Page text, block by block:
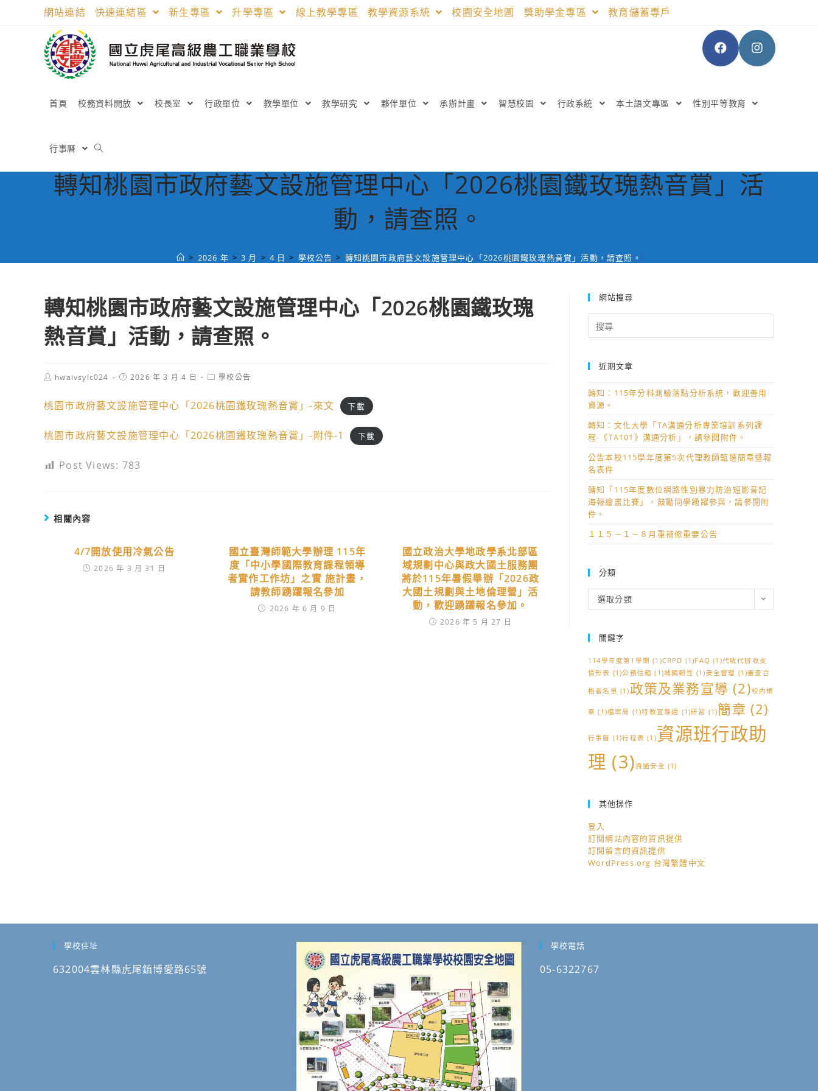
網站連結 快速連結區 新生專區 升學專區 線上教學專區 教學資源系統 校園安全地圖 獎助學金專區 教育儲蓄專戶
首頁 校務資料開放 校長室 行政單位 教學單位 教學研究 夥伴單位 承辦計畫 智慧校園 行政系統 本土語文專區 性別平等教育
行事曆
轉知桃園市政府藝文設施管理中心「2026桃園鐵玫瑰熱音賞」活
動，請查照。
> 2026 年 > 3 月 > 4 日 > 學校公告 > 轉知桃園市政府藝文設施管理中心「2026桃園鐵玫瑰熱音賞」活動，請查照。
轉知桃園市政府藝文設施管理中心「2026桃園鐵玫瑰
熱音賞」活動，請查照。
Posthwaivsylc024
Post2026 年 3 月 4 日
Post學校公告
桃園市政府藝文設施管理中心「2026桃園鐵玫瑰熱音賞」-來文 下載
桃園市政府藝文設施管理中心「2026桃園鐵玫瑰熱音賞」-附件-1 下載
Post Views: 783
相關內容
4/7開放使用冷氣公告
2026 年 3 月 31 日
國立臺灣師範大學辦理 115年
度「中小學國際教育課程領導
者實作工作坊」之實 施計畫，
請教師踴躍報名參加
2026 年 6 月 9 日
國立政治大學地政學系北部區
域規劃中心與政大國土服務團
將於115年暑假舉辦「2026政
大國土規劃與土地倫理營」活
動，歡迎踴躍報名參加。
2026 年 5 月 27 日
網站搜尋
for:
近期文章
轉知：115年分科測驗落點分析系統，歡迎善用
資源。
轉知：文化大學「TA溝通分析專業培訓系列課
程-《TA101》溝通分析」，請參閱附件。
公告本校115學年度第5次代理教師甄選簡章暨報
名表件
轉知「115年度數位網路性別暴力防治短影音記
海報繪畫比賽」，鼓勵同學踴躍參與，請參閱附
件。
１１５－１－８月重補修重要公告
分類
類
選取分類
關鍵字
114學年度第1學期 (1)CRPD (1)FAQ (1)代收代辦收支
情形表 (1)公務信箱 (1)城鎮韌性 (1)安全管理 (1)審查合
格者名單 (1)政策及業務宣導 (2)校內規
章 (1)檔案局 (1)特教宣導週 (1)研習 (1)簡章 (2)
行事曆 (1)行程表 (1)資源班行政助
理 (3)資通安全 (1)
其他操作
登入
訂閱網站內容的資訊提供
訂閱留言的資訊提供
WordPress.org 台灣繁體中文
學校住址
632004雲林縣虎尾鎮博愛路65號
學校電話
05-6322767